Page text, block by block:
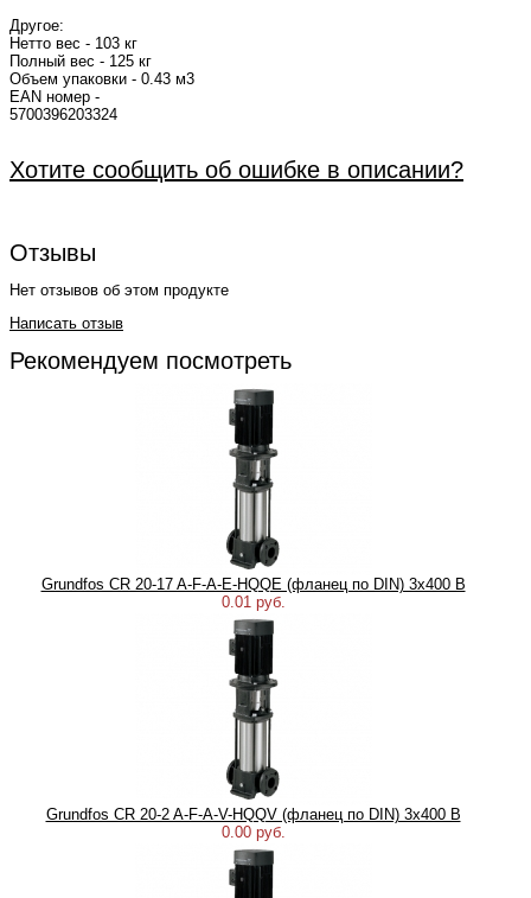
Другое:
Нетто вес - 103 кг
Полный вес - 125 кг
Объем упаковки - 0.43 м3
EAN номер -
Хотите сообщить об ошибке в описании?
Отзывы
Нет отзывов об этом продукте
Написать отзыв
Рекомендуем посмотреть
Grundfos CR 20-17 A-F-A-E-HQQE (фланец по DIN) 3х400 В
0.01 руб.
Grundfos CR 20-2 A-F-A-V-HQQV (фланец по DIN) 3х400 В
0.00 руб.